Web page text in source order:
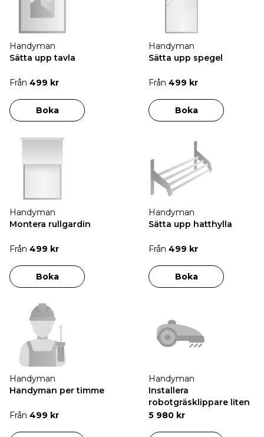
Handyman
Sätta upp tavla
Från 499 kr
Boka
Handyman
Sätta upp spegel
Från 499 kr
Boka
Handyman
Montera rullgardin
Från 499 kr
Boka
Handyman
Sätta upp hatthylla
Från 499 kr
Boka
Handyman
Handyman per timme
Från 499 kr
Handyman
Installera
robotgräsklippare liten
5 980 kr